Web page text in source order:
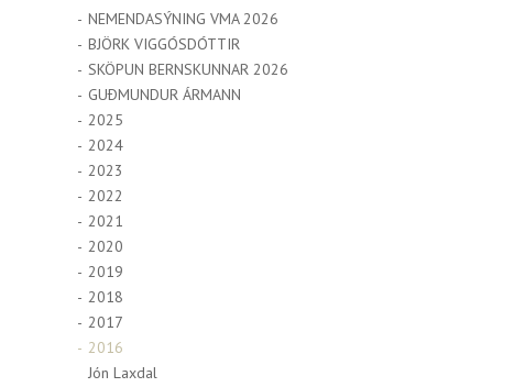
NEMENDASÝNING VMA 2026
BJÖRK VIGGÓSDÓTTIR
SKÖPUN BERNSKUNNAR 2026
GUÐMUNDUR ÁRMANN
2025
2024
2023
2022
2021
2020
2019
2018
2017
2016
Jón Laxdal